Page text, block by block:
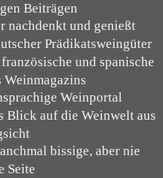
Beiträgen
nachdenkt und genießt
Prädikatsweingüter
und spanische
Weinmagazins
Weinportal
Blick auf die Weinwelt aus
bissige, aber nie
Seite